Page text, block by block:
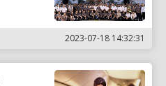
2023-07-18 14:32:31